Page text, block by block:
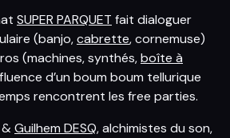
SUPER PARQUET fait dialoguer
(banjo,cabrette, cornemuse)
(machines, synthés,boîte à
d’un boum boum tellurique
rencontrent les free parties.
&Guilhem DESQ, alchimistes du son,